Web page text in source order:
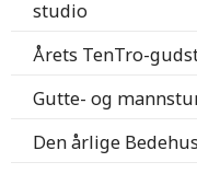
studio
Årets TenTro-
Gutte- og
Den årlige